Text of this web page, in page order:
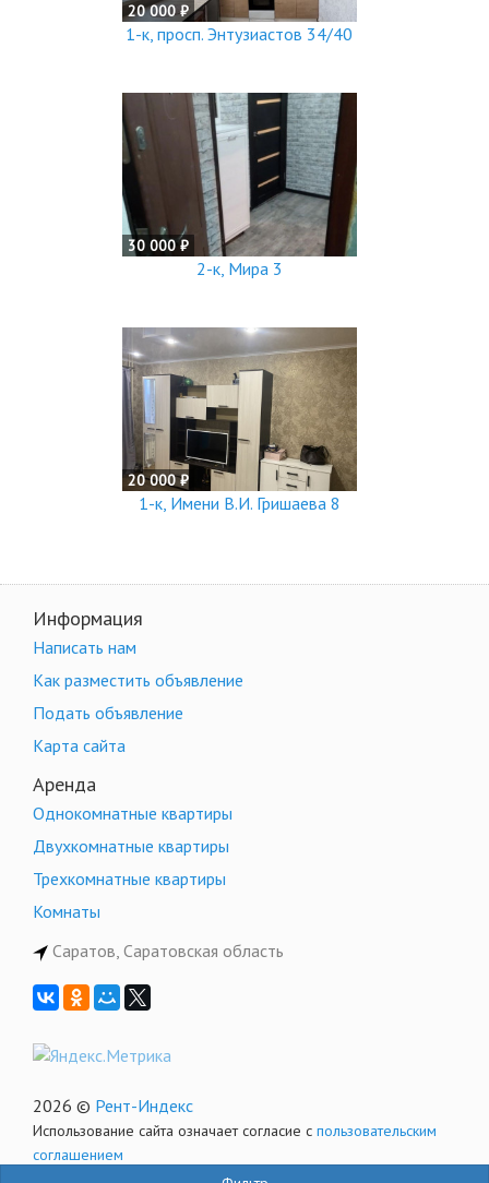
20 000 ₽
1-к, просп. Энтузиастов 34/40
30 000 ₽
2-к, Мира 3
20 000 ₽
1-к, Имени В.И. Гришаева 8
Информация
Написать нам
Как разместить объявление
Подать объявление
Карта сайта
Аренда
Однокомнатные квартиры
Двухкомнатные квартиры
Трехкомнатные квартиры
Комнаты
Саратов, Саратовская область
2026 © Рент-Индекс
Использование сайта означает согласие с пользовательским
соглашением